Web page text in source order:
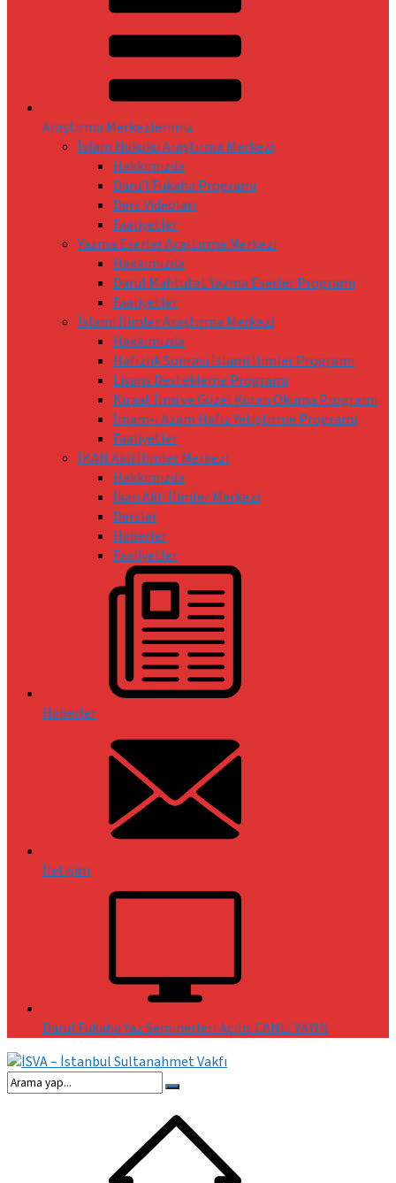
Araştırma Merkezlerimiz
İslam Hukuku Araştırma Merkezi
Hakkımızda
Daru’l Fukaha Programı
Ders Videoları
Faaliyetler
Yazma Eserler Araştırma Merkezi
Hakkımızda
Darul Mahtutat Yazma Eserler Programı
Faaliyetler
İslami İlimler Araştırma Merkezi
Hakkımızda
Hafızlık Sonrası İslami İlimler Programı
Lisans Destekleme Programı
Kıraat İlmi ve Güzel Kuran Okuma Programı
İmam-ı Azam Hafız Yetiştirme Programı
Faaliyetler
İKAN Akli İlimler Merkezi
Hakkımızda
İkan Akli İlimler Merkezi
Dersler
Haberler
Faaliyetler
Haberler
İletişim
Darul Fukaha Yaz Seminerleri Açılış CANLI YAYIN